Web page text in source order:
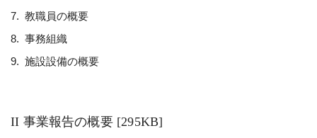
教職員の概要
事務組織
施設設備の概要
II 事業報告の概要 [295KB]